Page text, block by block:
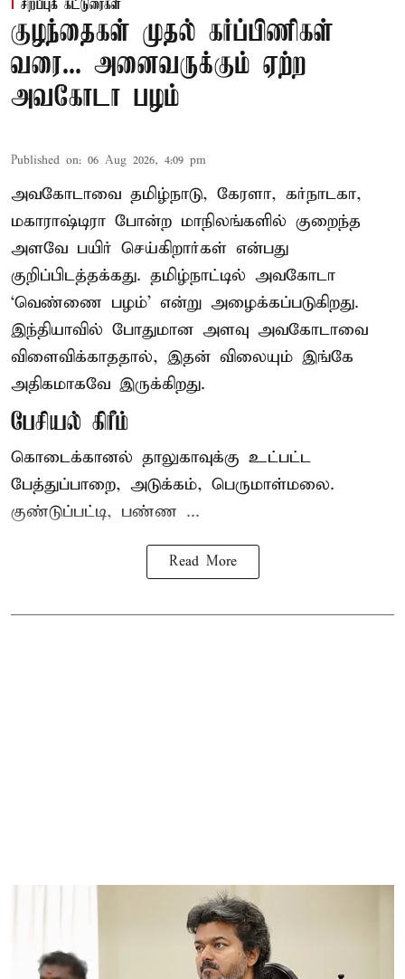
சிறப்புக் கட்டுரைகள்
குழந்தைகள் முதல் கர்ப்பிணிகள்
வரை... அனைவருக்கும் ஏற்ற
அவகோடா பழம்
Published on: 06 Aug 2026, 4:09 pm
அவகோடாவை தமிழ்நாடு, கேரளா, கர்நாடகா,
மகாராஷ்டிரா போன்ற மாநிலங்களில் குறைந்த
அளவே பயிர் செய்கிறார்கள் என்பது
குறிப்பிடத்தக்கது. தமிழ்நாட்டில் அவகோடா
‘வெண்ணை பழம்’ என்று அழைக்கப்படுகிறது.
இந்தியாவில் போதுமான அளவு அவகோடாவை
விளைவிக்காததால், இதன் விலையும் இங்கே
அதிகமாகவே இருக்கிறது.
பேசியல் கிரீம்
கொடைக்கானல் தாலுகாவுக்கு உட்பட்ட
பேத்துப்பாறை, அடுக்கம், பெருமாள்மலை.
குண்டுப்பட்டி, பண்ண ...
Read More